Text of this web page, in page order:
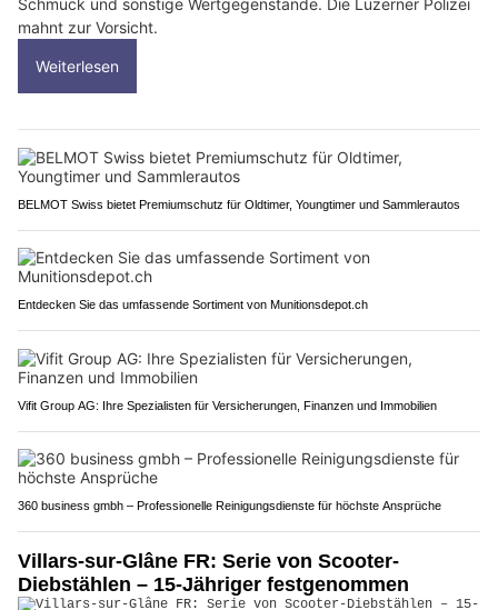
mahnt zur Vorsicht.
Weiterlesen
BELMOT Swiss bietet Premiumschutz für Oldtimer, Youngtimer und Sammlerautos
Entdecken Sie das umfassende Sortiment von Munitionsdepot.ch
Vifit Group AG: Ihre Spezialisten für Versicherungen, Finanzen und Immobilien
360 business gmbh – Professionelle Reinigungsdienste für höchste Ansprüche
Villars-sur-Glâne FR: Serie von Scooter-
Diebstählen – 15-Jähriger festgenommen